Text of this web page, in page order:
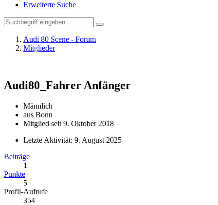
Erweiterte Suche
Audi 80 Scene - Forum
Mitglieder
Audi80_Fahrer Anfänger
Männlich
aus Bonn
Mitglied seit 9. Oktober 2018
Letzte Aktivität: 9. August 2025
Beiträge
1
Punkte
5
Profil-Aufrufe
354